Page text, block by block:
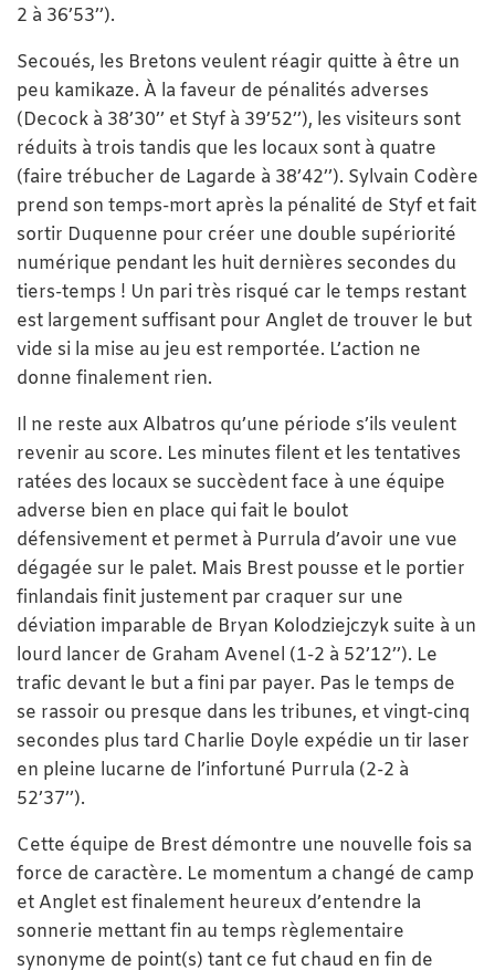
2 à 36’53’’).
Secoués, les Bretons veulent réagir quitte à être un
peu kamikaze. À la faveur de pénalités adverses
(Decock à 38’30’’ et Styf à 39’52’’), les visiteurs sont
réduits à trois tandis que les locaux sont à quatre
(faire trébucher de Lagarde à 38’42’’). Sylvain Codère
prend son temps-mort après la pénalité de Styf et fait
sortir Duquenne pour créer une double supériorité
numérique pendant les huit dernières secondes du
tiers-temps ! Un pari très risqué car le temps restant
est largement suffisant pour Anglet de trouver le but
vide si la mise au jeu est remportée. L’action ne
donne finalement rien.
Il ne reste aux Albatros qu’une période s’ils veulent
revenir au score. Les minutes filent et les tentatives
ratées des locaux se succèdent face à une équipe
adverse bien en place qui fait le boulot
défensivement et permet à Purrula d’avoir une vue
dégagée sur le palet. Mais Brest pousse et le portier
finlandais finit justement par craquer sur une
déviation imparable de Bryan Kolodziejczyk suite à un
lourd lancer de Graham Avenel (1-2 à 52’12’’). Le
trafic devant le but a fini par payer. Pas le temps de
se rassoir ou presque dans les tribunes, et vingt-cinq
secondes plus tard Charlie Doyle expédie un tir laser
en pleine lucarne de l’infortuné Purrula (2-2 à
52’37’’).
Cette équipe de Brest démontre une nouvelle fois sa
force de caractère. Le momentum a changé de camp
et Anglet est finalement heureux d’entendre la
sonnerie mettant fin au temps règlementaire
synonyme de point(s) tant ce fut chaud en fin de